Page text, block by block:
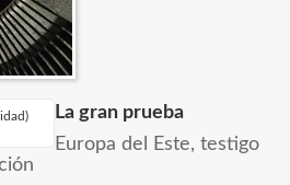
La gran prueba
Europa del Este, testigo